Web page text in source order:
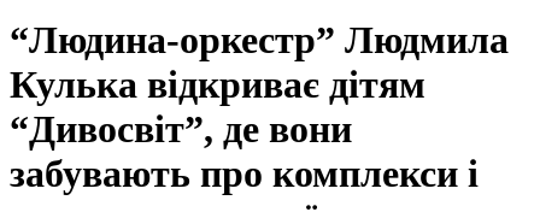
“Людина-оркестр” Людмила
Кулька відкриває дітям
“Дивосвіт”, де вони
забувають про комплекси і